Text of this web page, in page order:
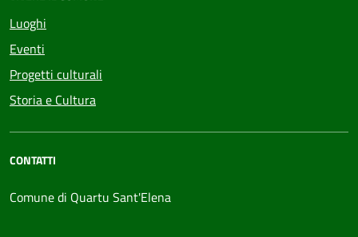
Luoghi
Eventi
Progetti culturali
Storia e Cultura
CONTATTI
Comune di Quartu Sant'Elena